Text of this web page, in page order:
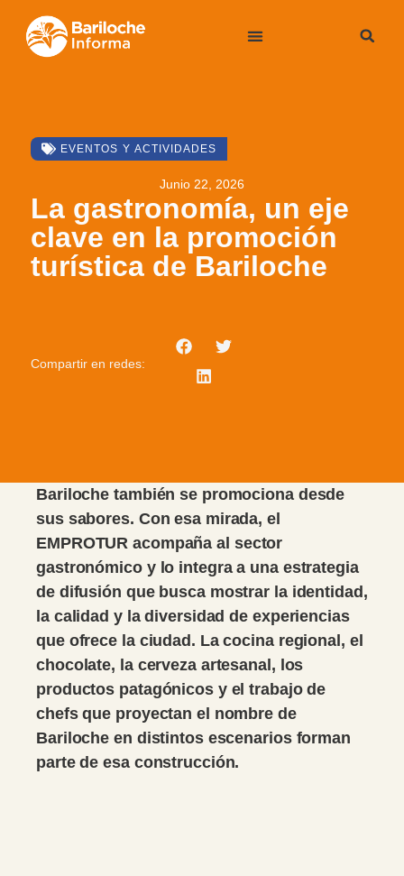
EVENTOS Y ACTIVIDADES
Junio 22, 2026
La gastronomía, un eje
clave en la promoción
turística de Bariloche
Compartir en redes:
Bariloche también se promociona desde
sus sabores. Con esa mirada, el
EMPROTUR acompaña al sector
gastronómico y lo integra a una estrategia
de difusión que busca mostrar la identidad,
la calidad y la diversidad de experiencias
que ofrece la ciudad. La cocina regional, el
chocolate, la cerveza artesanal, los
productos patagónicos y el trabajo de
chefs que proyectan el nombre de
Bariloche en distintos escenarios forman
parte de esa construcción.